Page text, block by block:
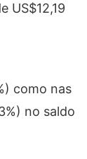
US$12,19
como nas
no saldo